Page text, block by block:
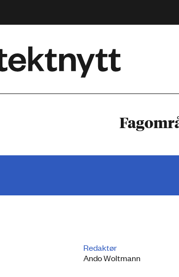
Redaktør
Ando Woltmann